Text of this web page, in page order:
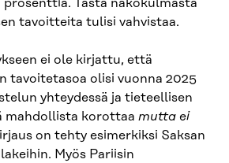
Tästä näkökulmasta
tavoitteita tulisi vahvistaa.
ei ole kirjattu, että
tavoitetasoa olisi vuonna 2025
yhteydessä ja tieteellisen
mahdollista korottaa mutta ei
on tehty esimerkiksi Saksan
Myös Pariisin